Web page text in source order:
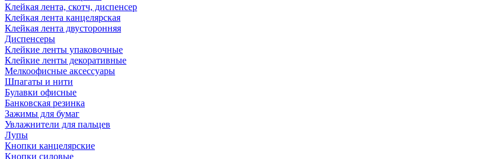
Клейкая лента, скотч, диспенсер
Клейкая лента канцелярская
Клейкая лента двусторонняя
Диспенсеры
Клейкие ленты упаковочные
Клейкие ленты декоративные
Мелкоофисные аксессуары
Шпагаты и нити
Булавки офисные
Банковская резинка
Зажимы для бумаг
Увлажнители для пальцев
Лупы
Кнопки канцелярские
Кнопки силовые